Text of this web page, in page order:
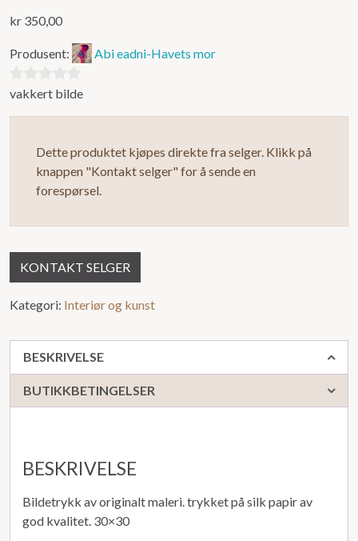
kr 350,00
Produsent: Abi eadni-Havets mor
0
vakkert bilde
Dette produktet kjøpes direkte fra selger. Klikk på
knappen "Kontakt selger" for å sende en
forespørsel.
KONTAKT SELGER
Kategori: Interiør og kunst
BESKRIVELSE
BUTIKKBETINGELSER
BESKRIVELSE
Bildetrykk av originalt maleri. trykket på silk papir av
god kvalitet. 30×30